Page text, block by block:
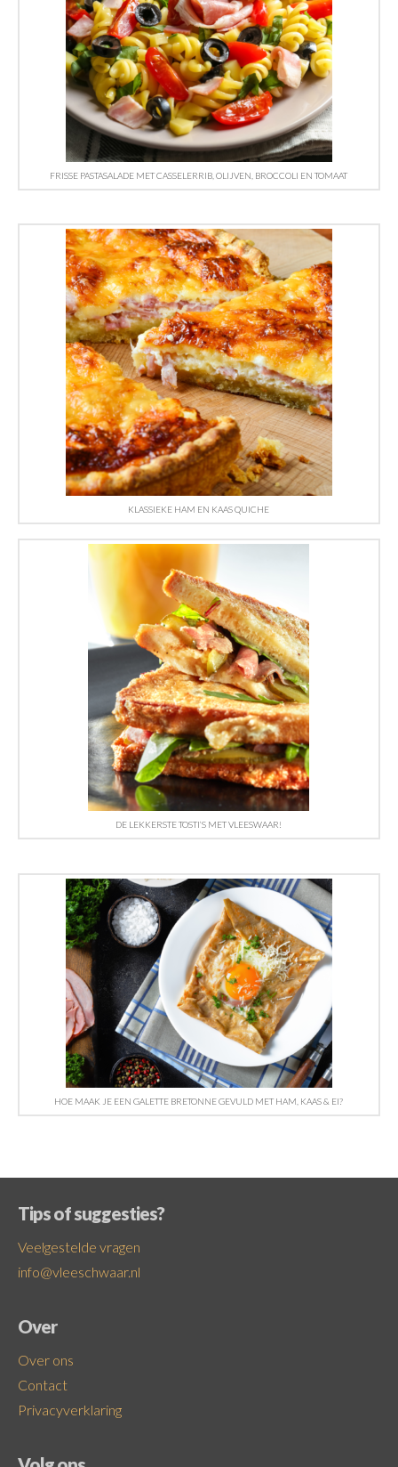
FRISSE PASTASALADE MET CASSELERRIB, OLIJVEN, BROCCOLI EN TOMAAT
KLASSIEKE HAM EN KAAS QUICHE
DE LEKKERSTE TOSTI’S MET VLEESWAAR!
HOE MAAK JE EEN GALETTE BRETONNE GEVULD MET HAM, KAAS & EI?
Tips of suggesties?
Veelgestelde vragen
info@vleeschwaar.nl
Over
Over ons
Contact
Privacyverklaring